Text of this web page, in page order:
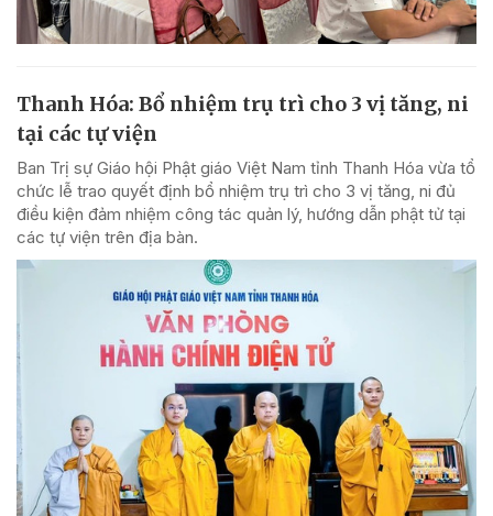
Thanh Hóa: Bổ nhiệm trụ trì cho 3 vị tăng, ni
tại các tự viện
Ban Trị sự Giáo hội Phật giáo Việt Nam tỉnh Thanh Hóa vừa tổ
chức lễ trao quyết định bổ nhiệm trụ trì cho 3 vị tăng, ni đủ
điều kiện đảm nhiệm công tác quản lý, hướng dẫn phật tử tại
các tự viện trên địa bàn.